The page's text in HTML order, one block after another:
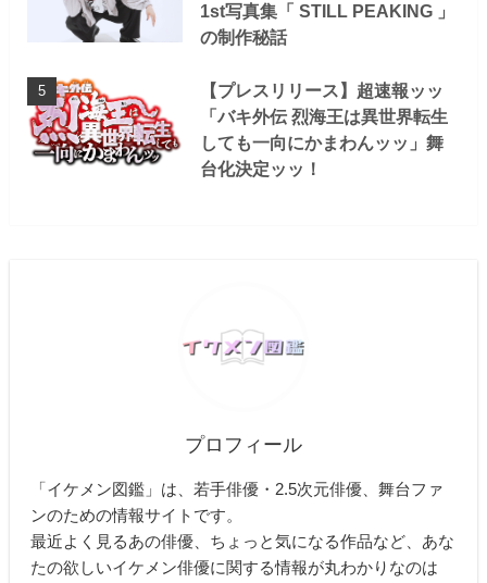
1st写真集「 STILL PEAKING 」
の制作秘話
【プレスリリース】超速報ッッ
「バキ外伝 烈海王は異世界転生
しても一向にかまわんッッ」舞
台化決定ッッ！
プロフィール
「イケメン図鑑」は、若手俳優・2.5次元俳優、舞台ファ
ンのための情報サイトです。
最近よく見るあの俳優、ちょっと気になる作品など、あな
たの欲しいイケメン俳優に関する情報が丸わかりなのは